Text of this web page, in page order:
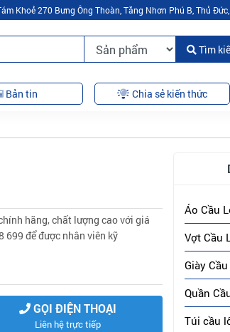
Khoẻ 270 Bưng Ông Thoàn, Tăng Nhơn Phú B, Thủ
Tìm
Bản tin Chia sẻ kiến thức
hãng, chất lượng cao với giá
699 để được nhân viên kỹ
GỌI ĐIỆN THOẠI
Liên hệ trực tiếp
Áo Cầu
Vợt Cầu
Giày
Quần
Túi cầu